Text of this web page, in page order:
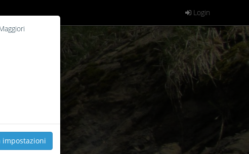
Login
impostazioni